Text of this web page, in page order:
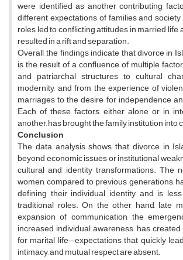
were identified as another contributing
different expectations of families and
roles led to conflicting attitudes in married
resulted in a rift and separation.
Overall, the findings indicate that divorce in
is the result of a confluence of multiple
and patriarchal structures to cultural
modernity, and from the experience of
marriages to the desire for independence
Each of these factors, either alone or in
another, has brought the family institution into
Conclusion
The data analysis shows that divorce in
beyond economic issues or institutional
cultural and identity transformations. The
women, compared to previous generations,
defining their individual identity and is
traditional roles. On the other hand, late
expansion of communication, the
increased individual awareness, has
for marital life—expectations that quickly
intimacy, and mutual respect are absent.